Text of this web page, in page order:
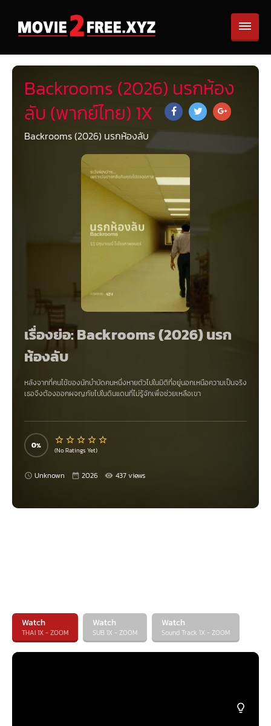
Backrooms (2026) นรกห้อง
ลับ (พากย์ไทย) 1X
Backrooms (2026) นรกห้องลับ
เรื่องย่อ: Backrooms (2026) นรก
ห้องลับ
หลังจากที่คนไข้ของนักบำบัดคนหนึ่งหายตัวไปในมิติที่อยู่นอกเหนือความเป็นจริง
เธอจึงต้องออกผจญภัยไปในดินแดนที่ไม่รู้จักเพื่อช่วยเหลือเขา
0 (No Ratings Yet)
Unknown 2026 437 views
Watch
THAI 1X - ZOOM
Watch
SUB 1X - ZOOM
Watch
Sound Track 1X - ZOOM